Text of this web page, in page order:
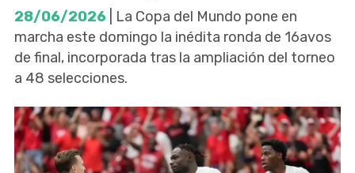
28/06/2026 | La Copa del Mundo pone en
marcha este domingo la inédita ronda de 16avos
de final, incorporada tras la ampliación del torneo
a 48 selecciones.